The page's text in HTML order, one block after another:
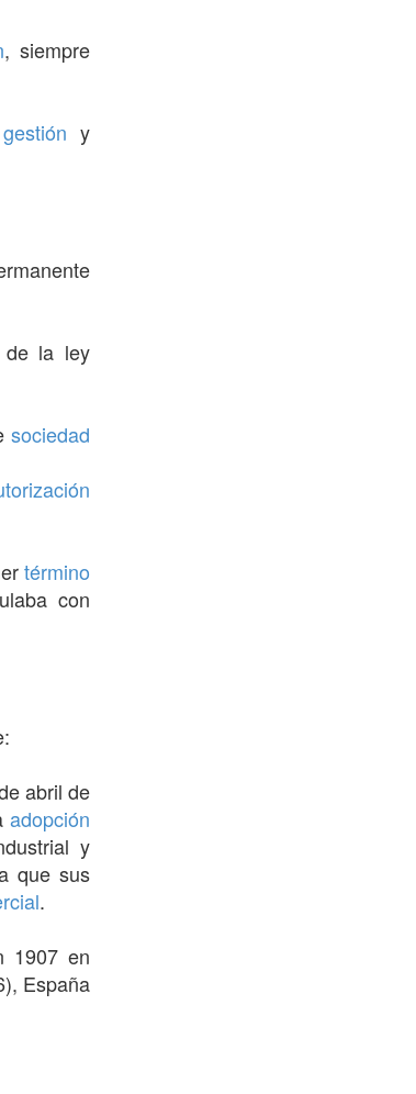
, siempre
gestión y
de la ley
sociedad
término
con
abril de
adopción
y
que sus
.
1907 en
España